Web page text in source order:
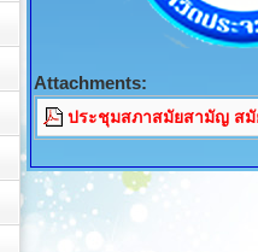
Attachments:
ประชุมสภาสมัยสามัญ สมั